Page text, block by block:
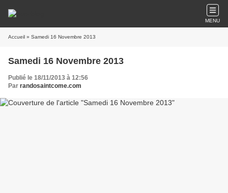
MENU
Accueil » Samedi 16 Novembre 2013
Samedi 16 Novembre 2013
Publié le 18/11/2013 à 12:56
Par randosaintcome.com